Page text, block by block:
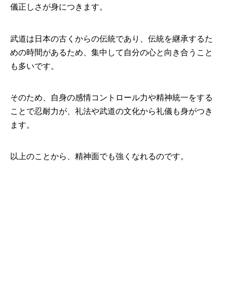
儀正しさが身につきます。
武道は日本の古くからの伝統であり、伝統を継承するた
めの時間があるため、集中して自分の心と向き合うこと
も多いです。
そのため、自身の感情コントロール力や精神統一をする
ことで忍耐力が、礼法や武道の文化から礼儀も身がつき
ます。
以上のことから、精神面でも強くなれるのです。